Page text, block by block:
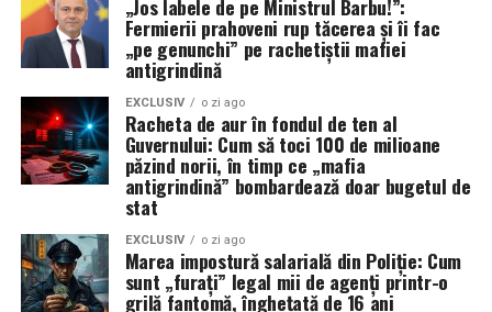
După cinci luni de conflict, concluzia este ineluctabilă: o
strâmtoare blocată sub ochii unei flote de 290 de nave și
345.000 de marinari este, prin definiție, un eșec naval.
Până când această problemă nu va fi diagnosticată și
rezolvată, supremația maritimă a SUA rămâne doar un
concept teoretic, în timp ce 500 de nave comerciale
stau blocate, așteptând o siguranță care nu mai vine.
„Jos labele de pe Ministrul Barbu!”:
Fermierii prahoveni rup tăcerea și îi fac
„pe genunchi” pe rachetiștii mafiei
antigrindină
EXCLUSIV o zi ago
Racheta de aur în fondul de ten al
Guvernului: Cum să toci 100 de milioane
păzind norii, în timp ce „mafia
antigrindină” bombardează doar bugetul de
stat
EXCLUSIV o zi ago
Marea impostură salarială din Poliție: Cum
sunt „furați” legal mii de agenți printr-o
grilă fantomă, înghețată de 16 ani